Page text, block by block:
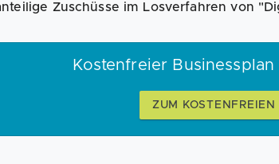
Zuschüsse im Losverfahren von
Kostenfreier
ZUM